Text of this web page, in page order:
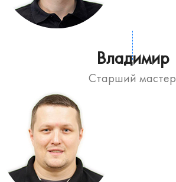
Владимир
Старший мастер